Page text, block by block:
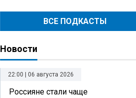
ВСЕ ПОДКАСТЫ
Новости
22:00 | 06 августа 2026
Россияне стали чаще